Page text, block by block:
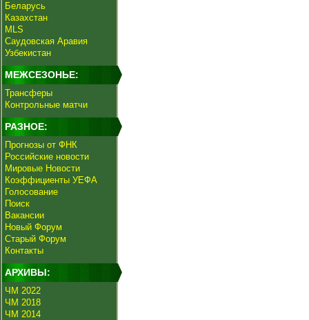
Беларусь
Казахстан
MLS
Саудовская Аравия
Узбекистан
МЕЖСЕЗОНЬЕ:
Трансферы
Контрольные матчи
РАЗНОЕ:
Прогнозы от ФНК
Российские новости
Мировые Новости
Коэффициенты УЕФА
Голосование
Поиск
Вакансии
Новый Форум
Старый Форум
Контакты
АРХИВЫ:
ЧМ 2022
ЧМ 2018
ЧМ 2014